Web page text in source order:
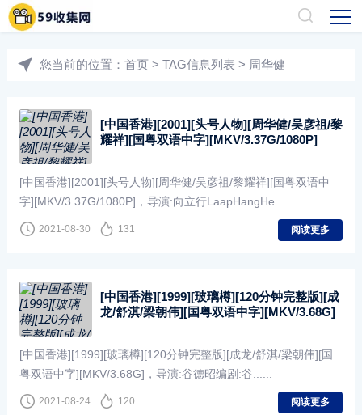
您当前的位置： 首页 > TAG信息列表 > 周华健
[中国香港][2001][头号人物][周华健/吴彦祖/黎
耀祥][国粤双语中字][MKV/3.37G/1080P]
[中国香港][2001][头号人物][周华健/吴彦祖/黎耀祥][国粤双语中
字][MKV/3.37G/1080P]，导演:向立行LaapHangHe......
2021-08-30 131 阅读更多
[中国香港][1999][玻璃樽][120分钟完整版][成
龙/舒淇/梁朝伟][国粤双语中字][MKV/3.68G]
[中国香港][1999][玻璃樽][120分钟完整版][成龙/舒淇/梁朝伟][国
粤双语中字][MKV/3.68G]，导演:谷德昭编剧:谷......
2021-08-24 120 阅读更多